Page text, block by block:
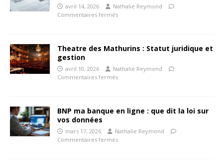
avril 14, 2026
Nathalie Reymond
Commentaires fermés
Theatre des Mathurins : Statut juridique et
gestion
avril 10, 2026
Nathalie Reymond
Commentaires fermés
BNP ma banque en ligne : que dit la loi sur
vos données
mars 17, 2026
Nathalie Reymond
Commentaires fermés